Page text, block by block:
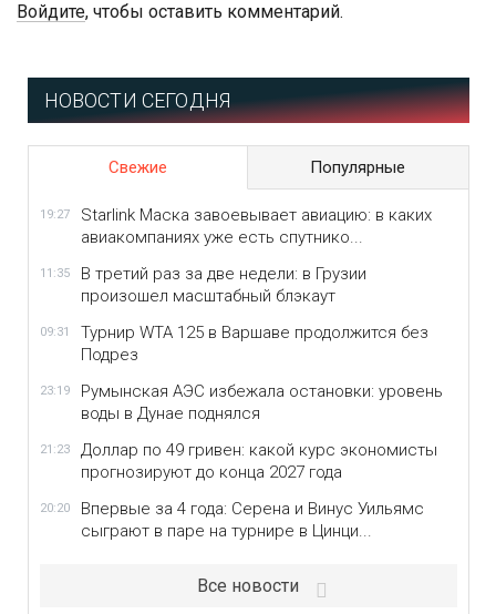
Войдите, чтобы оставить комментарий.
НОВОСТИ СЕГОДНЯ
Свежие Популярные
19:27
Starlink Маска завоевывает авиацию: в каких
авиакомпаниях уже есть спутнико...
11:35
В третий раз за две недели: в Грузии
произошел масштабный блэкаут
09:31
Турнир WTA 125 в Варшаве продолжится без
Подрез
23:19
Румынская АЭС избежала остановки: уровень
воды в Дунае поднялся
21:23
Доллар по 49 гривен: какой курс экономисты
прогнозируют до конца 2027 года
20:20
Впервые за 4 года: Серена и Винус Уильямс
сыграют в паре на турнире в Цинци...
Все новости